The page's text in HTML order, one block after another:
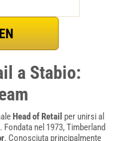
a Stabio:
Head of Retail per unirsi al
nel 1973, Timberland
. Conosciuta principalmente